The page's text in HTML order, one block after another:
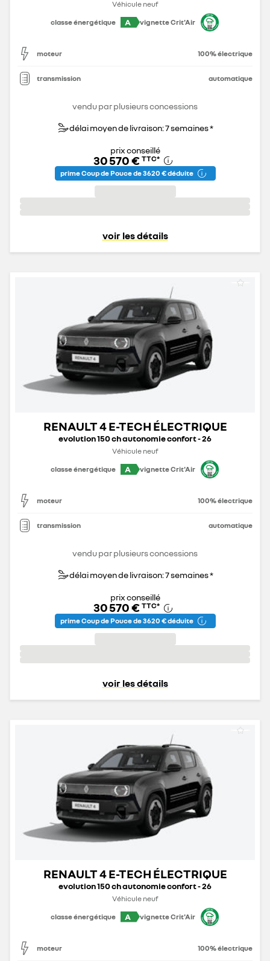
Véhicule neuf
classe énergétique
A vignette Crit'Air
moteur 100% électrique
transmission automatique
vendu par plusieurs concessions
délai moyen de livraison: 7 semaines *
prix conseillé
30 570 € TTC*
prime Coup de Pouce de 3 620 € déduite
voir les détails
RENAULT 4 E-TECH ÉLECTRIQUE
evolution 150 ch autonomie confort - 26
Véhicule neuf
classe énergétique
A vignette Crit'Air
moteur 100% électrique
transmission automatique
vendu par plusieurs concessions
délai moyen de livraison: 7 semaines *
prix conseillé
30 570 € TTC*
prime Coup de Pouce de 3 620 € déduite
voir les détails
RENAULT 4 E-TECH ÉLECTRIQUE
evolution 150 ch autonomie confort - 26
Véhicule neuf
classe énergétique
A vignette Crit'Air
moteur 100% électrique